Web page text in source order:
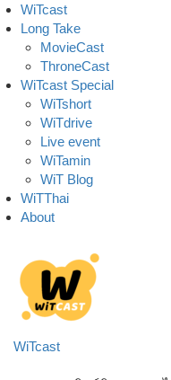
Skip
to
content
WiTcast
Long Take
MovieCast
ThroneCast
WiTcast Special
WiTshort
WiTdrive
Live event
WiTamin
WiT Blog
WiTThai
About
WiTcast